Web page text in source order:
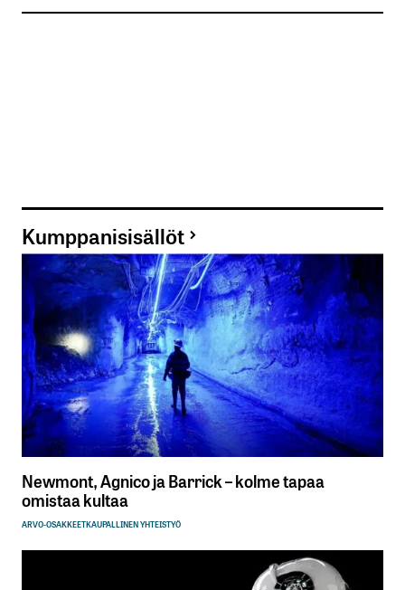
Kumppanisisällöt
Newmont, Agnico ja Barrick – kolme tapaa
omistaa kultaa
ARVO-OSAKKEETKAUPALLINEN YHTEISTYÖ